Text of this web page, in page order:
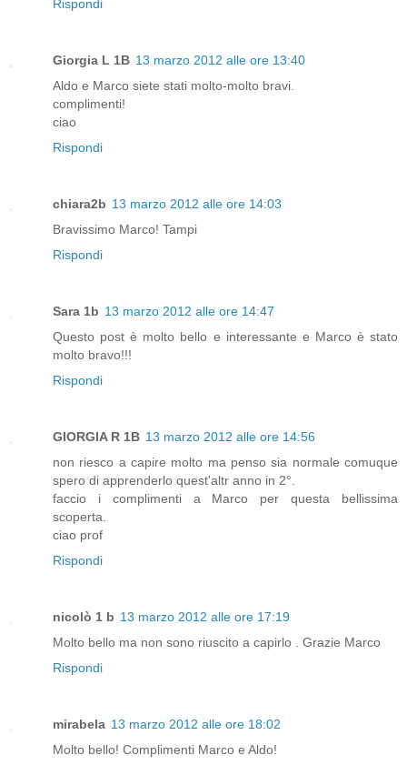
Rispondi
Giorgia L 1B 13 marzo 2012 alle ore 13:40
Aldo e Marco siete stati molto-molto bravi.
complimenti!
ciao
Rispondi
chiara2b 13 marzo 2012 alle ore 14:03
Bravissimo Marco! Tampi
Rispondi
Sara 1b 13 marzo 2012 alle ore 14:47
Questo post è molto bello e interessante e Marco è stato
molto bravo!!!
Rispondi
GIORGIA R 1B 13 marzo 2012 alle ore 14:56
non riesco a capire molto ma penso sia normale comuque
spero di apprenderlo quest'altr anno in 2°.
faccio i complimenti a Marco per questa bellissima
scoperta.
ciao prof
Rispondi
nicolò 1 b 13 marzo 2012 alle ore 17:19
Molto bello ma non sono riuscito a capirlo . Grazie Marco
Rispondi
mirabela 13 marzo 2012 alle ore 18:02
Molto bello! Complimenti Marco e Aldo!